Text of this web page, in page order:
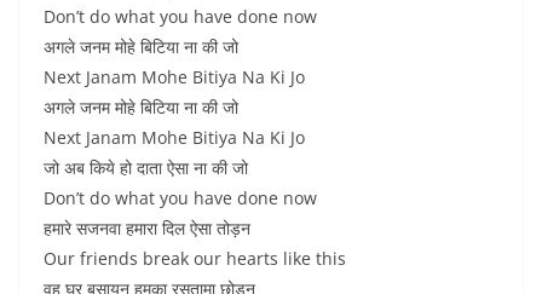
Don’t do what you have done now
अगले जनम मोहे बिटिया ना की जो
Next Janam Mohe Bitiya Na Ki Jo
अगले जनम मोहे बिटिया ना की जो
Next Janam Mohe Bitiya Na Ki Jo
जो अब किये हो दाता ऐसा ना की जो
Don’t do what you have done now
हमारे सजनवा हमारा दिल ऐसा तोड़न
Our friends break our hearts like this
वह घर बसायन हमका रसतामा छोडन